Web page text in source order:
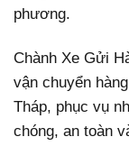
phương.
Chành Xe Gửi
vận chuyển
Tháp, phục vụ
chóng, an toàn